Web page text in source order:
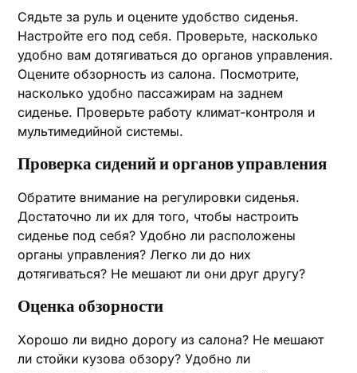
Сядьте за руль и оцените удобство сиденья.
Настройте его под себя. Проверьте, насколько
удобно вам дотягиваться до органов управления.
Оцените обзорность из салона. Посмотрите,
насколько удобно пассажирам на заднем
сиденье. Проверьте работу климат-контроля и
мультимедийной системы.
Проверка сидений и органов управления
Обратите внимание на регулировки сиденья.
Достаточно ли их для того, чтобы настроить
сиденье под себя? Удобно ли расположены
органы управления? Легко ли до них
дотягиваться? Не мешают ли они друг другу?
Оценка обзорности
Хорошо ли видно дорогу из салона? Не мешают
ли стойки кузова обзору? Удобно ли